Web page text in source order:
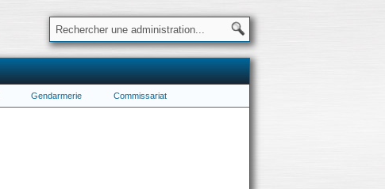
Gendarmerie Commissariat